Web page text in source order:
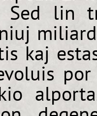
Sed lin
kaj